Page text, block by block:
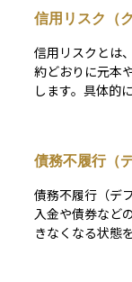
資産クラスのひ
の優れた要素が
B：信用力は十
注意すべき要素
環境が変化する
務が不履行に陥
体のすべての金
格付。
信用リスク（
信用リスクとは
約どおりに元本
します。具体的
毀損や収益の減
評価する手段の
付は通常、AAA
示され、投資家
債務不履行（
債務不履行（デ
入金や債券など
きなくなる状態